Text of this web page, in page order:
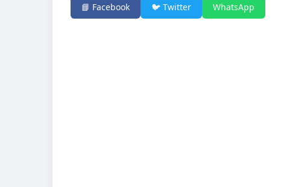
📘 Facebook 🐦 Twitter WhatsApp